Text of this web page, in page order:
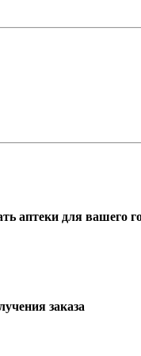
аптеки для вашего
заказа